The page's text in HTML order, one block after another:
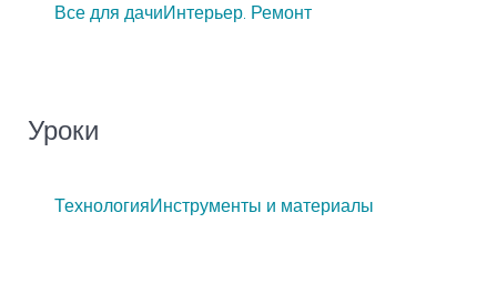
Все для дачиИнтерьер. Ремонт
Уроки
ТехнологияИнструменты и материалы